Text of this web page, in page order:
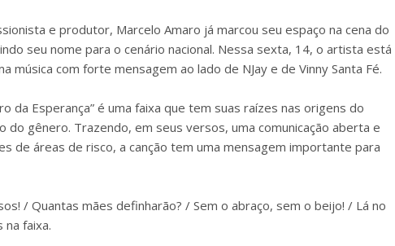
e produtor, Marcelo Amaro já marcou seu espaço na cena do
seu nome para o cenário nacional. Nessa sexta, 14, o artista está
música com forte mensagem ao lado de NJay e de Vinny Santa Fé.
da Esperança” é uma faixa que tem suas raízes nas origens do
do gênero. Trazendo, em seus versos, uma comunicação aberta e
de áreas de risco, a canção tem uma mensagem importante para
/ Quantas mães definharão? / Sem o abraço, sem o beijo! / Lá no
faixa.